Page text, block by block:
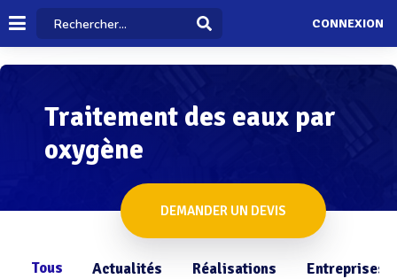
CONNEXION
Traitement des eaux par
oxygène
DEMANDER UN DEVIS
Tous Actualités Réalisations Entreprises